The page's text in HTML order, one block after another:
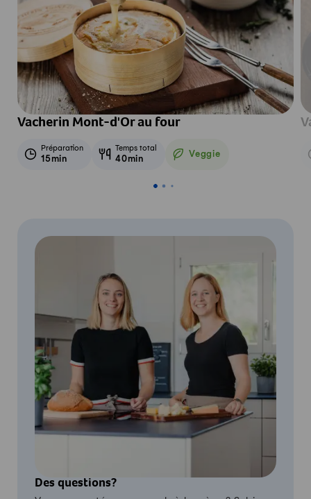
Vacherin Mont-d'Or au four
Préparation
15min
Temps total
40min Veggie
Veggie
Des questions?